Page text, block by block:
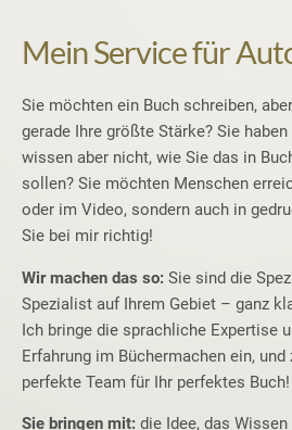
Mein Service für
Sie möchten ein Buch schreiben,
gerade Ihre größte Stärke? Sie
wissen aber nicht, wie Sie das in
sollen? Sie möchten Menschen
oder im Video, sondern auch in
Sie bei mir richtig!
Wir machen das so: Sie sind die
Spezialist auf Ihrem Gebiet – ganz
Ich bringe die sprachliche Expertise
Erfahrung im Büchermachen ein,
perfekte Team für Ihr perfektes Buch!
Sie bringen mit: die Idee, das Wissen